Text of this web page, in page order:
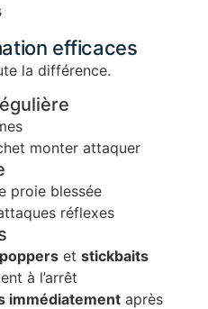
efficaces
la différence.
monter attaquer
proie blessée
réflexes
poppers et stickbaits
à l’arrêt
immédiatement après